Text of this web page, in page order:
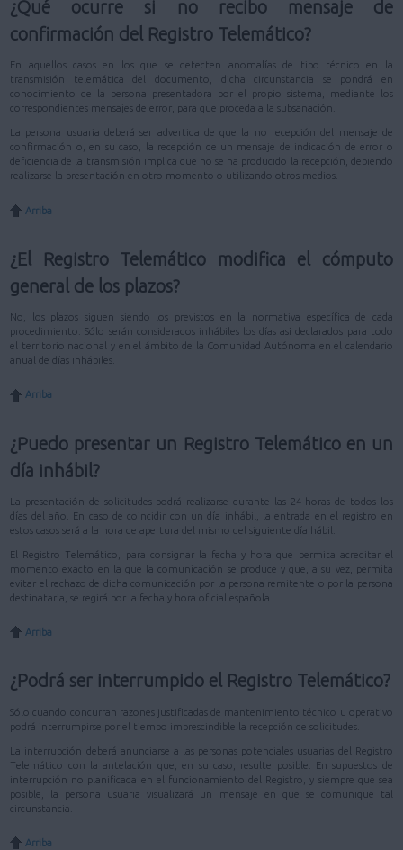
¿Qué ocurre si no recibo mensaje de
confirmación del Registro Telemático?
En aquellos casos en los que se detecten anomalías de tipo técnico en la
transmisión telemática del documento, dicha circunstancia se pondrá en
conocimiento de la persona presentadora por el propio sistema, mediante los
correspondientes mensajes de error, para que proceda a la subsanación.
La persona usuaria deberá ser advertida de que la no recepción del mensaje de
confirmación o, en su caso, la recepción de un mensaje de indicación de error o
deficiencia de la transmisión implica que no se ha producido la recepción, debiendo
realizarse la presentación en otro momento o utilizando otros medios.
Arriba
¿El Registro Telemático modifica el cómputo
general de los plazos?
No, los plazos siguen siendo los previstos en la normativa específica de cada
procedimiento. Sólo serán considerados inhábiles los días así declarados para todo
el territorio nacional y en el ámbito de la Comunidad Autónoma en el calendario
anual de días inhábiles.
Arriba
¿Puedo presentar un Registro Telemático en un
día inhábil?
La presentación de solicitudes podrá realizarse durante las 24 horas de todos los
días del año. En caso de coincidir con un día inhábil, la entrada en el registro en
estos casos será a la hora de apertura del mismo del siguiente día hábil.
El Registro Telemático, para consignar la fecha y hora que permita acreditar el
momento exacto en la que la comunicación se produce y que, a su vez, permita
evitar el rechazo de dicha comunicación por la persona remitente o por la persona
destinataria, se regirá por la fecha y hora oficial española.
Arriba
¿Podrá ser interrumpido el Registro Telemático?
Sólo cuando concurran razones justificadas de mantenimiento técnico u operativo
podrá interrumpirse por el tiempo imprescindible la recepción de solicitudes.
La interrupción deberá anunciarse a las personas potenciales usuarias del Registro
Telemático con la antelación que, en su caso, resulte posible. En supuestos de
interrupción no planificada en el funcionamiento del Registro, y siempre que sea
posible, la persona usuaria visualizará un mensaje en que se comunique tal
circunstancia.
Arriba